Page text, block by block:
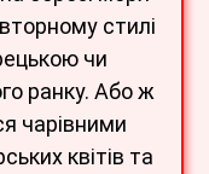
стилі
чи
ранку. Або ж
чарівними
квітів та